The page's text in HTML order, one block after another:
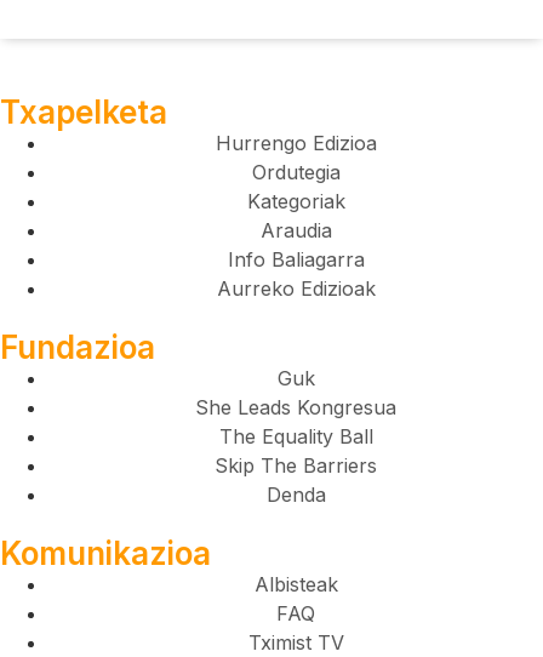
Txapelketa
Hurrengo Edizioa
Ordutegia
Kategoriak
Araudia
Info Baliagarra
Aurreko Edizioak
Fundazioa
Guk
She Leads Kongresua
The Equality Ball
Skip The Barriers
Denda
Komunikazioa
Albisteak
FAQ
Tximist TV